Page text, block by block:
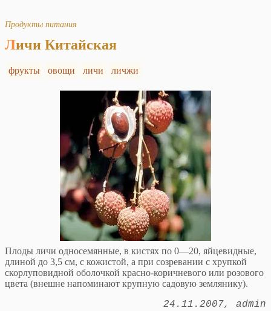
Продукты питания
Личи Китайская
фрукты овощи личи личжи
Плоды личи односемянные, в кистях по 0—20, яйцевидные,
длиной до 3,5 см, с кожистой, а при созревании с хрупкой
скорлуповидной оболочкой красно-коричневого или розового
цвета (внешне напоминают крупную садовую землянику).
24.11.2007 admin